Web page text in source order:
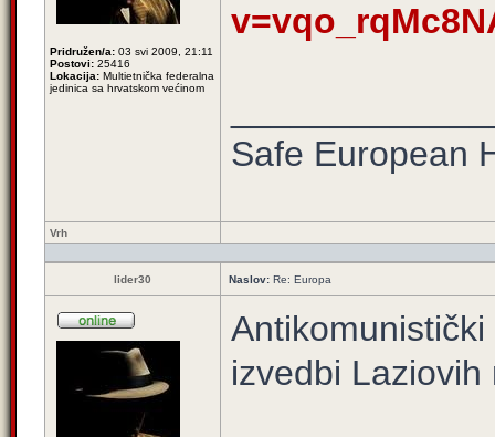
Pridružen/a: 03 svi 2009, 21:11
Postovi: 25416
Lokacija: Multietnička federalna
jedinica sa hrvatskom većinom
Safe European
Vrh
lider30 Naslov: Re: Europa
izvedbi Laziovih